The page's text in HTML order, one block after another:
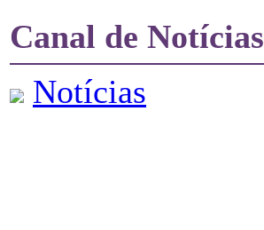
Canal de Notícias
Notícias